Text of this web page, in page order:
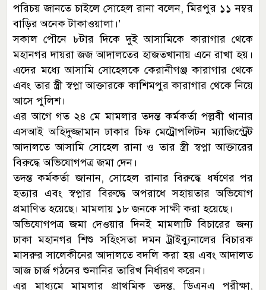
পরিচয় জানতে চাইলে সোহেল রানা বলেন, মিরপুর ১১ নম্বর
বাড়ির অনেক টাকাওয়ালা।’
সকাল পৌনে ৮টার দিকে দুই আসামিকে কারাগার থেকে
মহানগর দায়রা জজ আদালতের হাজতখানায় এনে রাখা হয়।
এদের মধ্যে আসামি সোহেলকে কেরানীগঞ্জ কারাগার থেকে
এবং তার স্ত্রী স্বপ্না আক্তারকে কাশিমপুর কারাগার থেকে নিয়ে
আসে পুলিশ।
এর আগে গত ২৪ মে মামলার তদন্ত কর্মকর্তা পল্লবী থানার
এসআই অহিদুজ্জামান ঢাকার চিফ মেট্রোপলিটন ম্যাজিস্ট্রেট
আদালতে আসামি সোহেল রানা ও তার স্ত্রী স্বপ্না আক্তারের
বিরুদ্ধে অভিযোগপত্র জমা দেন।
তদন্ত কর্মকর্তা জানান, সোহেল রানার বিরুদ্ধে ধর্ষণের পর
হত্যার এবং স্বপ্নার বিরুদ্ধে অপরাধে সহায়তার অভিযোগ
প্রমাণিত হয়েছে। মামলায় ১৮ জনকে সাক্ষী করা হয়েছে।
অভিযোগপত্র জমা দেওয়ার দিনই মামলাটি বিচারের জন্য
ঢাকা মহানগর শিশু সহিংসতা দমন ট্রাইব্যুনালের বিচারক
মাসরুর সালেকীনের আদালতে বদলি করা হয় এবং আদালত
আজ চার্জ গঠনের শুনানির তারিখ নির্ধারণ করেন।
এর মাধ্যমে মামলার প্রাথমিক তদন্ত, ডিএনএ পরীক্ষা,